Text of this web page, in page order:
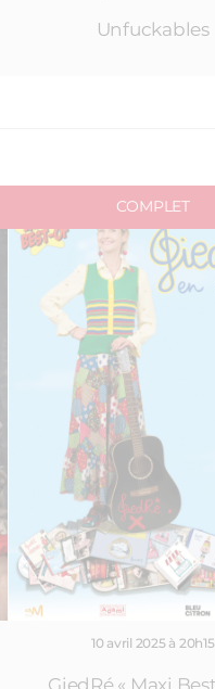
Unfuckables
COMPLET
10 avril 2025 à 20h15